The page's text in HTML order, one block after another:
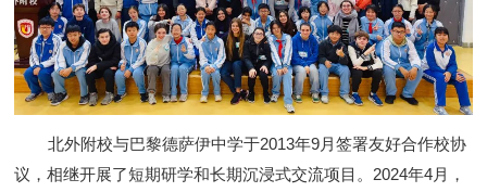
北外附校与巴黎德萨伊中学于2013年9月签署友好合作校协
议，相继开展了短期研学和长期沉浸式交流项目。 2024年4月，